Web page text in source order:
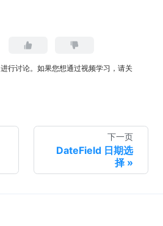
进行讨论。如果您想通过视频学习，请关
下一页
DateField 日期选
择